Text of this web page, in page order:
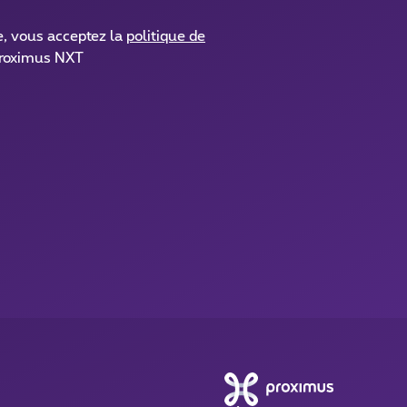
vous acceptez la politique de
NXT